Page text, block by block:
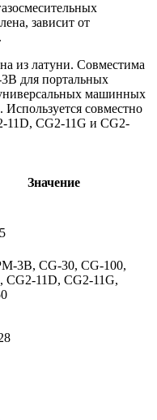
зависит от
из латуни. Совместима
для портальных
машинных
Используется совместно
11D, CG2-11G и CG2-
Значение
3В, CG-30, CG-100,
CG2-11D, CG2-11G,